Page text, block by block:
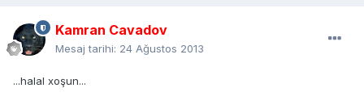
Kamran Cavadov
Mesaj tarihi: 24 Ağustos 2013
...halal xoşun...